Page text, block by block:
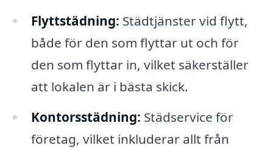
Flyttstädning: Städtjänster vid flytt,
både för den som flyttar ut och för
den som flyttar in, vilket säkerställer
att lokalen är i bästa skick.
Kontorsstädning: Städservice för
företag, vilket inkluderar allt från